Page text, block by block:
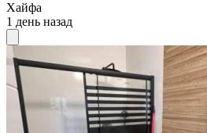
Хайфа
1 день назад